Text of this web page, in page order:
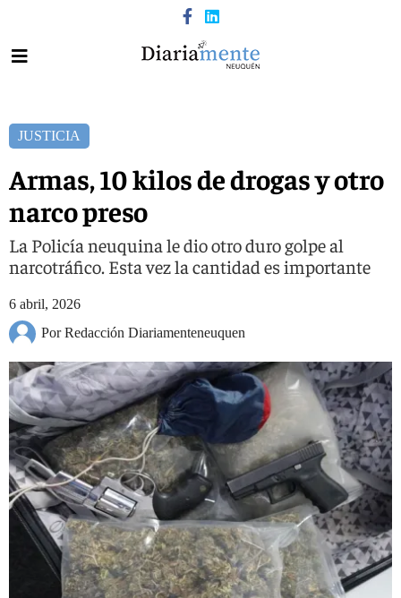
JUSTICIA
Armas, 10 kilos de drogas y otro
narco preso
La Policía neuquina le dio otro duro golpe al
narcotráfico. Esta vez la cantidad es importante
6 abril, 2026
Por Redacción Diariamenteneuquen